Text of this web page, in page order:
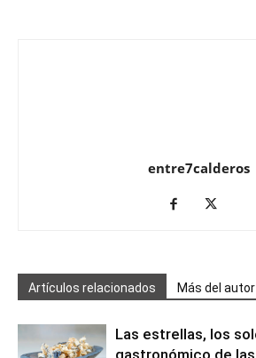
entre7calderos
Artículos relacionados Más del autor
Las estrellas, los
gastronómico de